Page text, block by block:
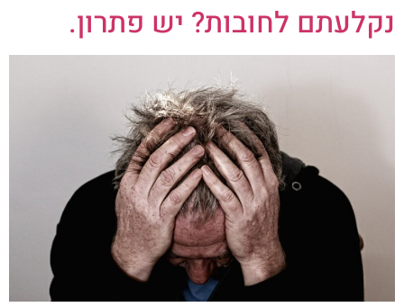
נקלעתם לחובות? יש פתרון.